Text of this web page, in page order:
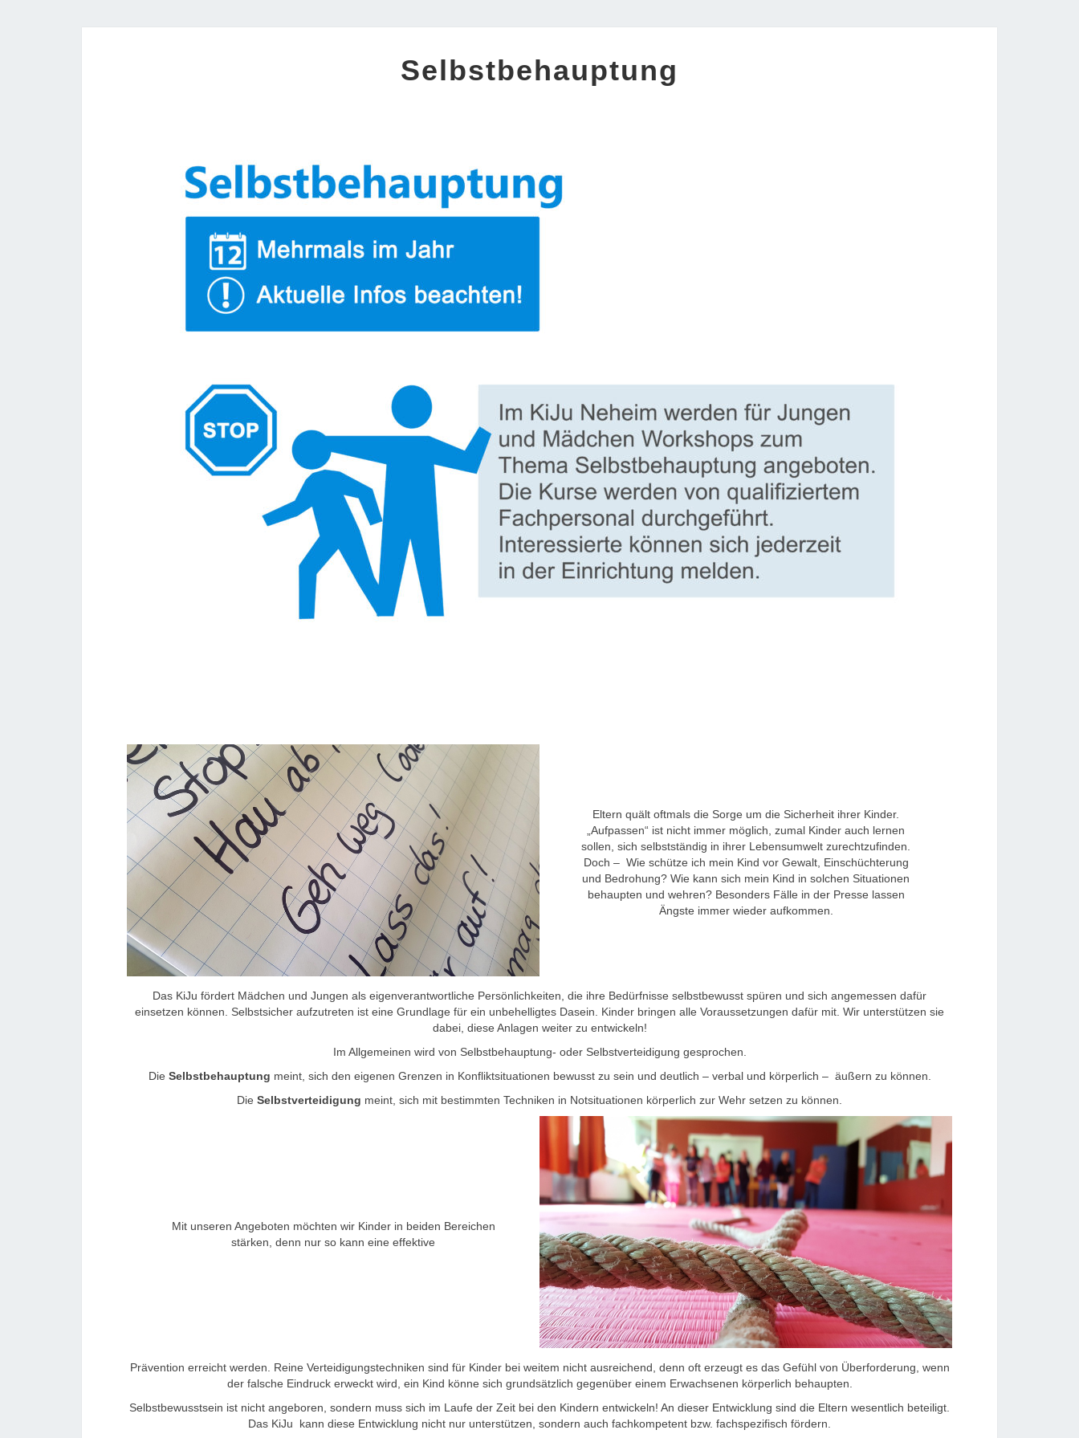
Selbstbehauptung
Eltern quält oftmals die Sorge um die Sicherheit ihrer Kinder.
„Aufpassen“ ist nicht immer möglich, zumal Kinder auch lernen
sollen, sich selbstständig in ihrer Lebensumwelt zurechtzufinden.
Doch – Wie schütze ich mein Kind vor Gewalt, Einschüchterung
und Bedrohung? Wie kann sich mein Kind in solchen Situationen
behaupten und wehren? Besonders Fälle in der Presse lassen
Ängste immer wieder aufkommen.
Das KiJu fördert Mädchen und Jungen als eigenverantwortliche Persönlichkeiten, die ihre Bedürfnisse selbstbewusst spüren und sich angemessen dafür
einsetzen können. Selbstsicher aufzutreten ist eine Grundlage für ein unbehelligtes Dasein. Kinder bringen alle Voraussetzungen dafür mit. Wir unterstützen sie
dabei, diese Anlagen weiter zu entwickeln!
Im Allgemeinen wird von Selbstbehauptung- oder Selbstverteidigung gesprochen.
Die Selbstbehauptung meint, sich den eigenen Grenzen in Konfliktsituationen bewusst zu sein und deutlich – verbal und körperlich – äußern zu können.
Die Selbstverteidigung meint, sich mit bestimmten Techniken in Notsituationen körperlich zur Wehr setzen zu können.
Mit unseren Angeboten möchten wir Kinder in beiden Bereichen
stärken, denn nur so kann eine effektive
Prävention erreicht werden. Reine Verteidigungstechniken sind für Kinder bei weitem nicht ausreichend, denn oft erzeugt es das Gefühl von Überforderung, wenn
der falsche Eindruck erweckt wird, ein Kind könne sich grundsätzlich gegenüber einem Erwachsenen körperlich behaupten.
Selbstbewusstsein ist nicht angeboren, sondern muss sich im Laufe der Zeit bei den Kindern entwickeln! An dieser Entwicklung sind die Eltern wesentlich beteiligt.
Das KiJu kann diese Entwicklung nicht nur unterstützen, sondern auch fachkompetent bzw. fachspezifisch fördern.